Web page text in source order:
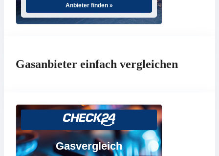
Anbieter finden »
Gasanbieter einfach vergleichen
Gasvergleich